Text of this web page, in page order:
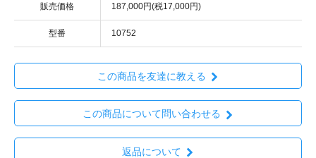
販売価格 187,000円(税17,000円)
型番 10752
この商品を友達に教える
この商品について問い合わせる
返品について